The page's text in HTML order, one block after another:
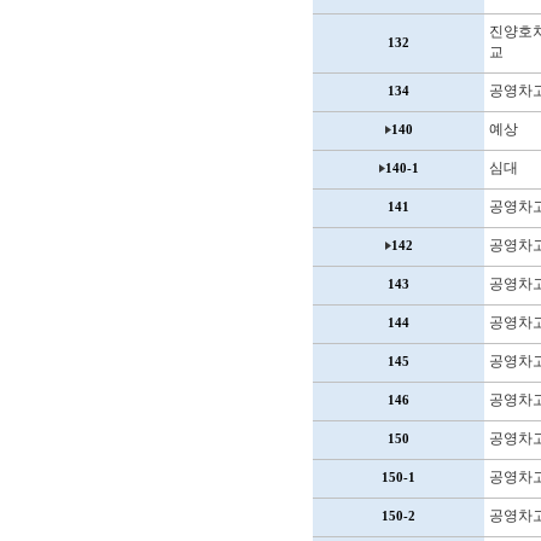
132
진양호
교
134 공영차
140 예상
140-1 심대
141 공영차
142 공영차
143 공영차
144 공영차
145 공영차
146 공영차
150 공영차
150-1 공영차
150-2 공영차